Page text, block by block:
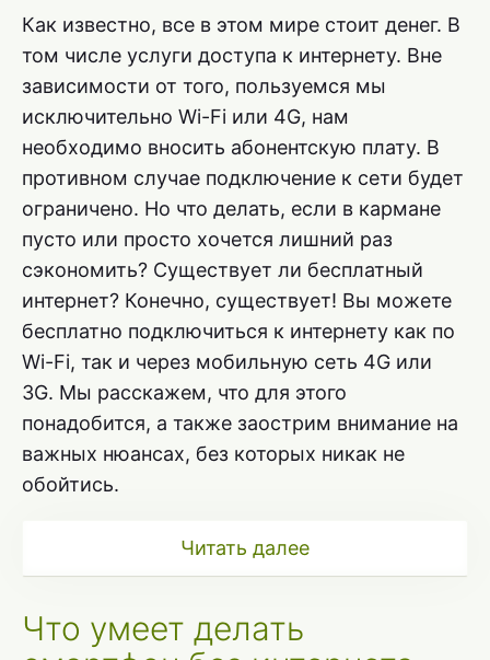
Как известно, все в этом мире стоит денег. В
том числе услуги доступа к интернету. Вне
зависимости от того, пользуемся мы
исключительно Wi-Fi или 4G, нам
необходимо вносить абонентскую плату. В
противном случае подключение к сети будет
ограничено. Но что делать, если в кармане
пусто или просто хочется лишний раз
сэкономить? Существует ли бесплатный
интернет? Конечно, существует! Вы можете
бесплатно подключиться к интернету как по
Wi-Fi, так и через мобильную сеть 4G или
3G. Мы расскажем, что для этого
понадобится, а также заострим внимание на
важных нюансах, без которых никак не
обойтись.
Читать далее
Что умеет делать